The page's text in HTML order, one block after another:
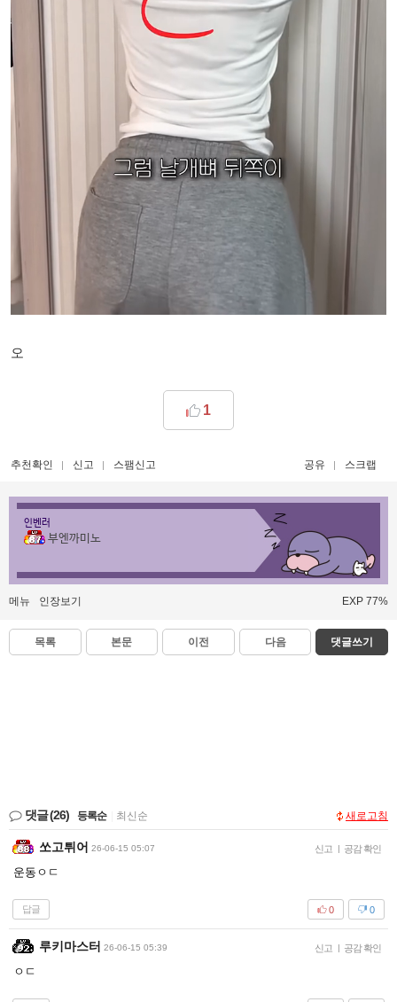
오
1
추천확인 신고 스팸신고 공유 스크랩
인벤러
부엔까미노
메뉴 인장보기 EXP 77%
목록 본문 이전 다음 댓글쓰기
댓글(26) 등록순 최신순 새로고침
쏘고튀어 26-06-15 05:07 신고 | 공감 확인
운동ㅇㄷ
답글 0
0
루키마스터 26-06-15 05:39 신고 | 공감 확인
ㅇㄷ